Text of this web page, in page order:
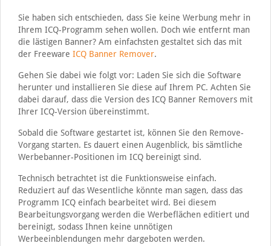
Sie haben sich entschieden, dass Sie keine Werbung mehr in
Ihrem ICQ-Programm sehen wollen. Doch wie entfernt man
die lästigen Banner? Am einfachsten gestaltet sich das mit
der Freeware ICQ Banner Remover.
Gehen Sie dabei wie folgt vor: Laden Sie sich die Software
herunter und installieren Sie diese auf Ihrem PC. Achten Sie
dabei darauf, dass die Version des ICQ Banner Removers mit
Ihrer ICQ-Version übereinstimmt.
Sobald die Software gestartet ist, können Sie den Remove-
Vorgang starten. Es dauert einen Augenblick, bis sämtliche
Werbebanner-Positionen im ICQ bereinigt sind.
Technisch betrachtet ist die Funktionsweise einfach.
Reduziert auf das Wesentliche könnte man sagen, dass das
Programm ICQ einfach bearbeitet wird. Bei diesem
Bearbeitungsvorgang werden die Werbeflächen editiert und
bereinigt, sodass Ihnen keine unnötigen
Werbeeinblendungen mehr dargeboten werden.